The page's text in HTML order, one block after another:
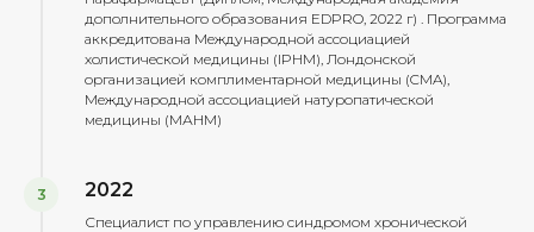
дополнительного образования EDPRO, 2022 г) . Программа
аккредитована Международной ассоциацией
холистической медицины (IPHM), Лондонской
организацией комплиментарной медицины (CMA),
Международной ассоциацией натуропатической
медицины (МАНМ)
2022
Специалист по управлению синдромом хронической